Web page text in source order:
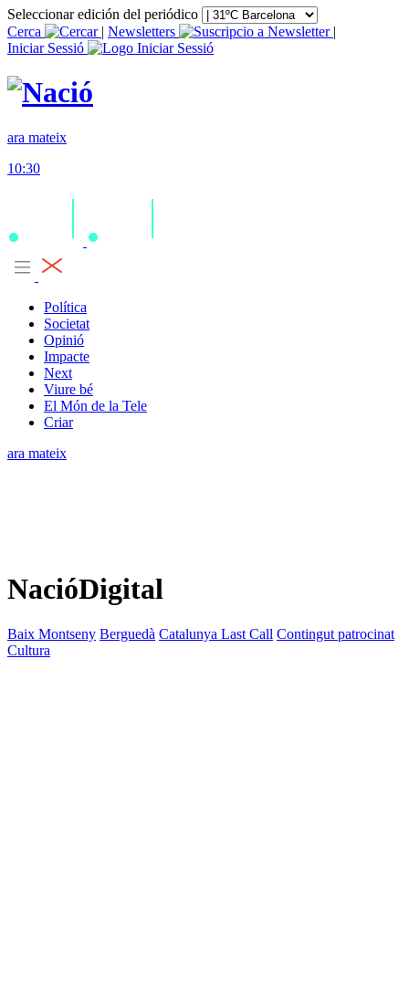
Seleccionar edición del periódico
Cerca
| Newsletters
|
Iniciar Sessió
ara mateix
10:30
Política
Societat
Opinió
Impacte
Next
Viure bé
El Món de la Tele
Criar
ara mateix
NacióDigital
Baix Montseny Berguedà Catalunya Last Call Contingut patrocinat
Cultura